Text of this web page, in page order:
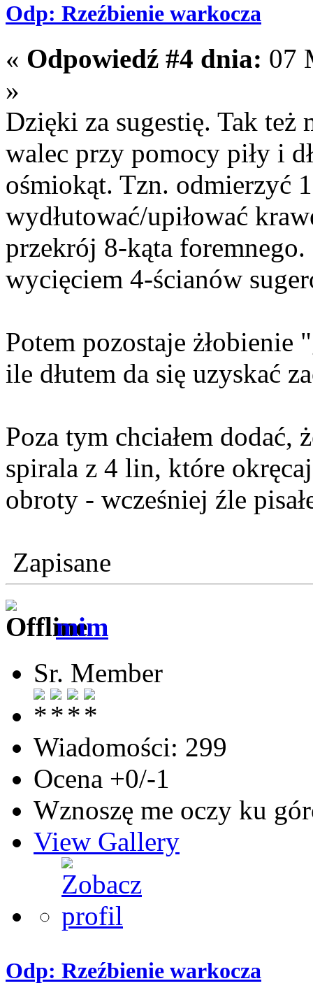
Odp: Rzeźbienie warkocza
« Odpowiedź #4 dnia: 07
»
Dzięki za sugestię. Tak też
walec przy pomocy piły i
ośmiokąt. Tzn. odmierzyć
wydłutować/upiłować
przekrój 8-kąta
wycięciem 4-ścianów
Potem pozostaje
ile dłutem da się uzyskać
Poza tym chciałem
spirala z 4 lin, które
obroty - wcześniej źle
Zapisane
mim
Sr. Member
Wiadomości: 299
Ocena +0/-1
Wznoszę me oczy ku
View Gallery
Odp: Rzeźbienie warkocza